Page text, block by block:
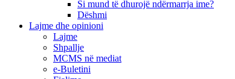
Si mund të dhurojë ndërmarrja ime?
Dëshmi
Lajme dhe opinioni
Lajme
Shpallje
MCMS në mediat
e-Buletini